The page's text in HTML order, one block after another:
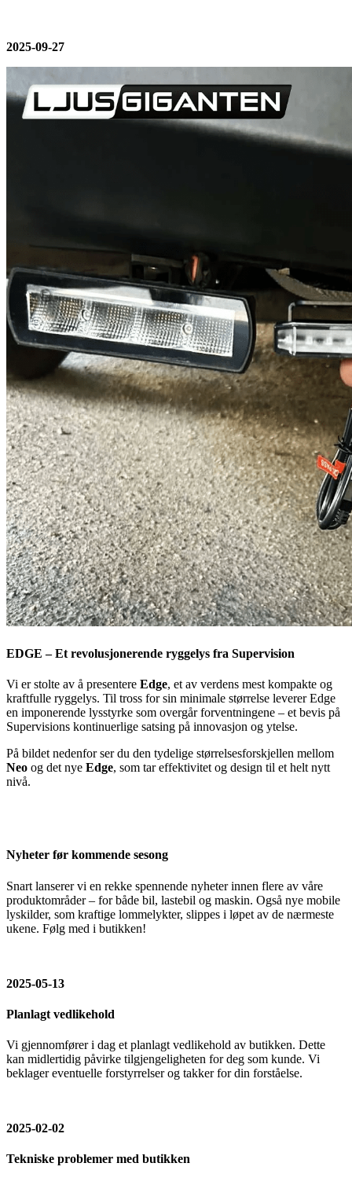
2025-09-27
EDGE – Et revolusjonerende ryggelys fra Supervision
Vi er stolte av å presentere Edge, et av verdens mest kompakte og
kraftfulle ryggelys. Til tross for sin minimale størrelse leverer Edge
en imponerende lysstyrke som overgår forventningene – et bevis på
Supervisions kontinuerlige satsing på innovasjon og ytelse.
På bildet nedenfor ser du den tydelige størrelsesforskjellen mellom
Neo og det nye Edge, som tar effektivitet og design til et helt nytt
nivå.
Nyheter før kommende sesong
Snart lanserer vi en rekke spennende nyheter innen flere av våre
produktområder – for både bil, lastebil og maskin. Også nye mobile
lyskilder, som kraftige lommelykter, slippes i løpet av de nærmeste
ukene. Følg med i butikken!
2025-05-13
Planlagt vedlikehold
Vi gjennomfører i dag et planlagt vedlikehold av butikken. Dette
kan midlertidig påvirke tilgjengeligheten for deg som kunde. Vi
beklager eventuelle forstyrrelser og takker for din forståelse.
2025-02-02
Tekniske problemer med butikken